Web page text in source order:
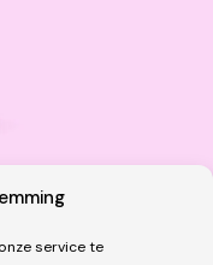
service te